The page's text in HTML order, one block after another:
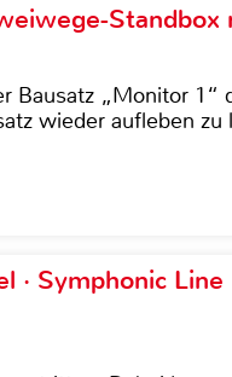
Bausatz „Monitor 1“
wieder aufleben zu
· Symphonic